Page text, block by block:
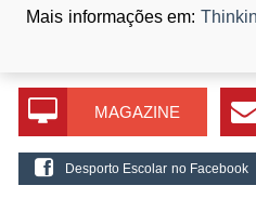
Mais informações em:
MAGAZINE
Desporto Escolar no Facebook